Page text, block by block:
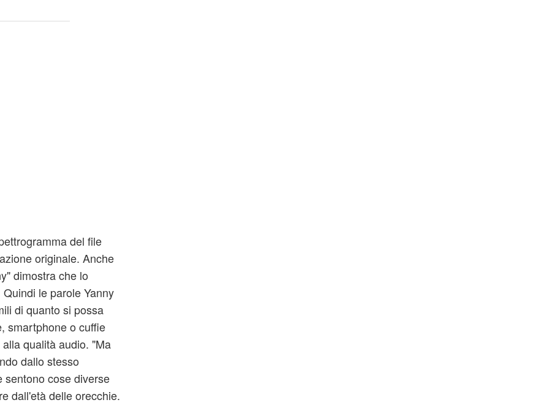
del file
originale. Anche
dimostra che lo
le parole Yanny
di quanto si possa
smartphone o cuffie
qualità audio. "Ma
dallo stesso
sentono cose diverse
dall'età delle orecchie.